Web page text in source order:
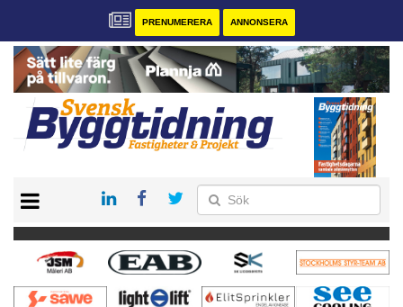
PRENUMERERA ANNONSERA
PRENUMERERA
VÅRA ANDRA MAGASIN
ANNONSERA